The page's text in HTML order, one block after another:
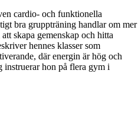
cardio‑ och funktionella
bra gruppträning handlar om mer
skapa gemenskap och hitta
hennes klasser som
där energin är hög och
instruerar hon på flera gym i